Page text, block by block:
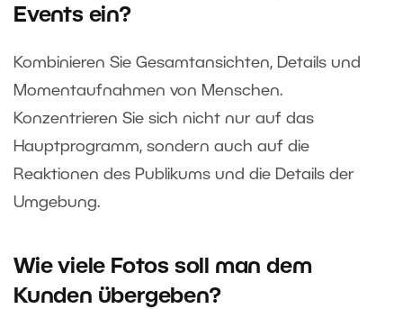
Events ein?
Kombinieren Sie Gesamtansichten, Details und
Momentaufnahmen von Menschen.
Konzentrieren Sie sich nicht nur auf das
Hauptprogramm, sondern auch auf die
Reaktionen des Publikums und die Details der
Umgebung.
Wie viele Fotos soll man dem
Kunden übergeben?